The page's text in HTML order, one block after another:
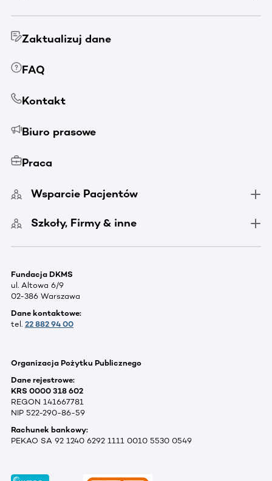
Zaktualizuj dane
FAQ
Kontakt
Biuro prasowe
Praca
Wsparcie Pacjentów
Szkoły, Firmy & inne
Fundacja DKMS
ul. Altowa 6/9
02-386 Warszawa
Dane kontaktowe:
tel. 22 882 94 00
Organizacja Pożytku Publicznego
Dane rejestrowe:
KRS 0000 318 602
REGON 141667781
NIP 522-290-86-59
Rachunek bankowy:
PEKAO SA 92 1240 6292 1111 0010 5530 0549